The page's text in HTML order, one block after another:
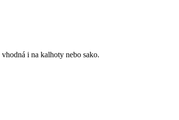
i na kalhoty nebo sako.